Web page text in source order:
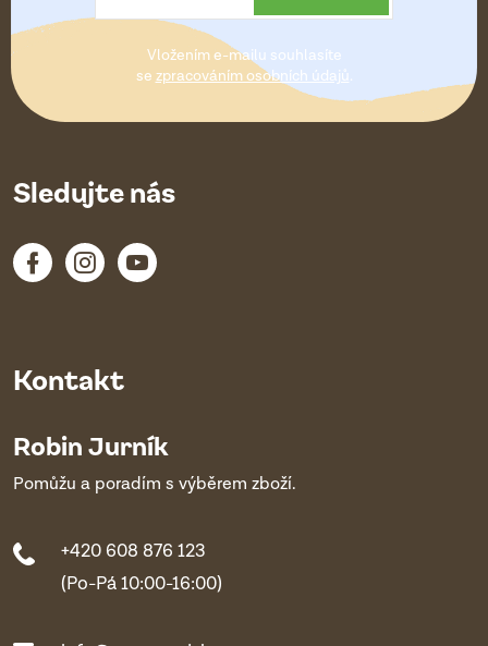
t
Vložením e-mailu souhlasíte
se zpracováním osobních údajů.
Kontakt
Robin Jurník
Pomůžu a poradím s výběrem zboží.
+420 608 876 123
(Po-Pá 10:00-16:00)
Sledujte nás